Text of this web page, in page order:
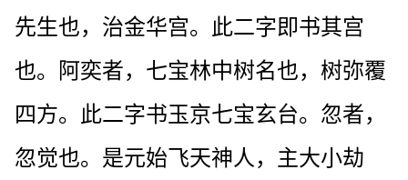
先生也，治金华宫。此二字即书其宫
也。阿奕者，七宝林中树名也，树弥覆
四方。此二字书玉京七宝玄台。忽者，
忽觉也。是元始飞天神人，主大小劫